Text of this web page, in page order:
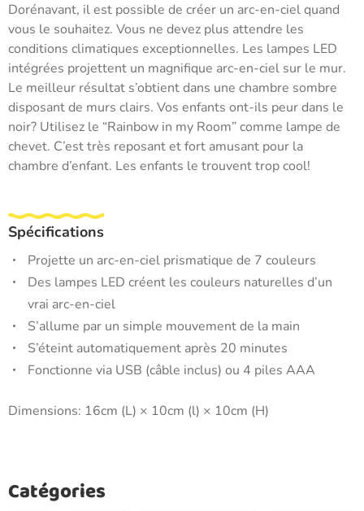
Catégories
Dorénavant, il est possible de créer un arc-en-ciel quand
vous le souhaitez. Vous ne devez plus attendre les
conditions climatiques exceptionnelles. Les lampes LED
intégrées projettent un magnifique arc-en-ciel sur le mur.
Le meilleur résultat s’obtient dans une chambre sombre
disposant de murs clairs. Vos enfants ont-ils peur dans le
noir? Utilisez le “Rainbow in my Room” comme lampe de
chevet. C’est très reposant et fort amusant pour la
chambre d’enfant. Les enfants le trouvent trop cool!
Spécifications
Projette un arc-en-ciel prismatique de 7 couleurs
Des lampes LED créent les couleurs naturelles d’un
vrai arc-en-ciel
S’allume par un simple mouvement de la main
S’éteint automatiquement après 20 minutes
Fonctionne via USB (câble inclus) ou 4 piles AAA
Dimensions: 16cm (L) × 10cm (l) × 10cm (H)